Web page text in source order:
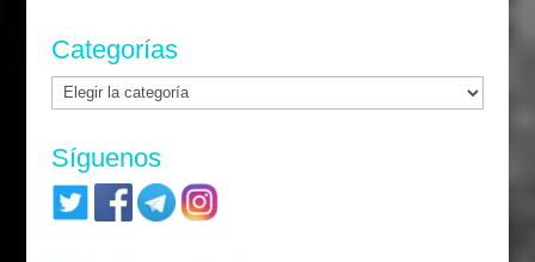
Categorías
Categorías
Síguenos